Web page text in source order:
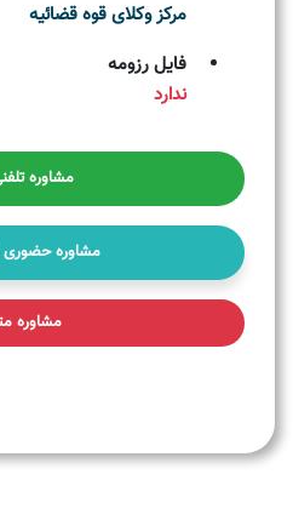
مركز وکلای قوه قضائيه
فایل رزومه
ندارد
مشاوره
مشاوره حضوری
مشاوره